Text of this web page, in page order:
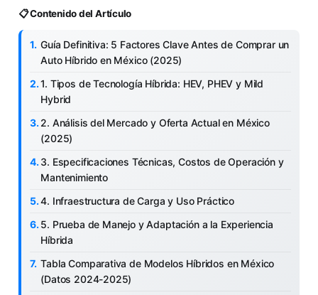
📋 Contenido del Artículo
Guía Definitiva: 5 Factores Clave Antes de Comprar un
Auto Híbrido en México (2025)
1. Tipos de Tecnología Híbrida: HEV, PHEV y Mild
Hybrid
2. Análisis del Mercado y Oferta Actual en México
(2025)
3. Especificaciones Técnicas, Costos de Operación y
Mantenimiento
4. Infraestructura de Carga y Uso Práctico
5. Prueba de Manejo y Adaptación a la Experiencia
Híbrida
Tabla Comparativa de Modelos Híbridos en México
(Datos 2024-2025)